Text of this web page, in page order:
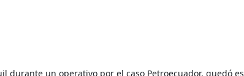
durante un operativo por el caso Petroecuador, quedó